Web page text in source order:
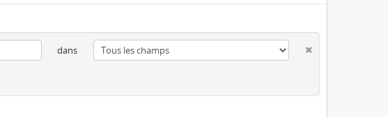
dans